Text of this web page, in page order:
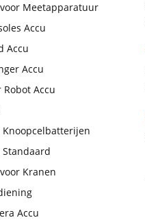
Meetapparatuur
Accu
Accu
Accu
Accu
Kranen
Accu